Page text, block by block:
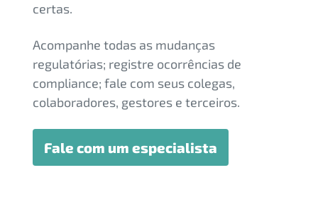
certas.
Acompanhe todas as mudanças
regulatórias; registre ocorrências de
compliance; fale com seus colegas,
colaboradores, gestores e terceiros.
Fale com um especialista